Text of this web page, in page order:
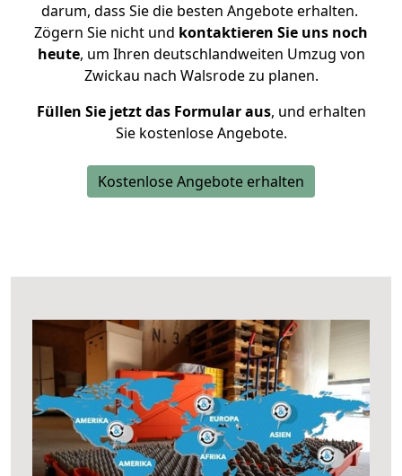
darum, dass Sie die besten Angebote erhalten.
Zögern Sie nicht und kontaktieren Sie uns noch
heute, um Ihren deutschlandweiten Umzug von
Zwickau nach Walsrode zu planen.
Füllen Sie jetzt das Formular aus, und erhalten
Sie kostenlose Angebote.
Kostenlose Angebote erhalten